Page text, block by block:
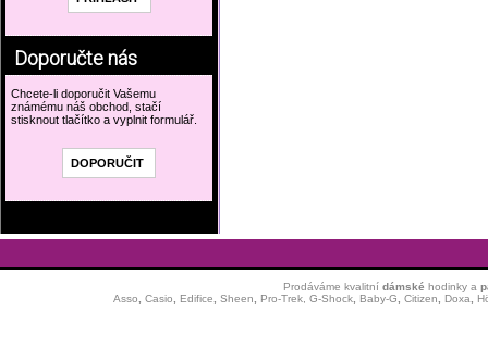
Doporučte nás
Chcete-li doporučit Vašemu
známému náš obchod, stačí
stisknout tlačítko a vyplnit formulář.
Prodáváme kvalitní dámské hodinkya
Asso
Casio Edifice Sheen Pro-Trek, G-Shock, Baby-G Citizen Doxa